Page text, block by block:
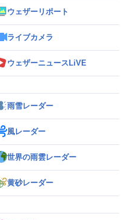
ウェザーリポート
ライブカメラ
ウェザーニュースLiVE
雨雪レーダー
風レーダー
世界の雨雲レーダー
黄砂レーダー